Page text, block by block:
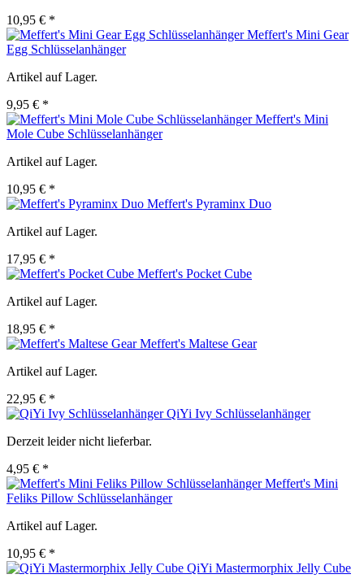
10,95 € *
Meffert's Mini Gear
Egg Schlüsselanhänger
Artikel auf Lager.
9,95 € *
Meffert's Mini
Mole Cube Schlüsselanhänger
Artikel auf Lager.
10,95 € *
Meffert's Pyraminx Duo
Artikel auf Lager.
17,95 € *
Meffert's Pocket Cube
Artikel auf Lager.
18,95 € *
Meffert's Maltese Gear
Artikel auf Lager.
22,95 € *
QiYi Ivy Schlüsselanhänger
Derzeit leider nicht lieferbar.
4,95 € *
Meffert's Mini
Feliks Pillow Schlüsselanhänger
Artikel auf Lager.
10,95 € *
QiYi Mastermorphix Jelly Cube